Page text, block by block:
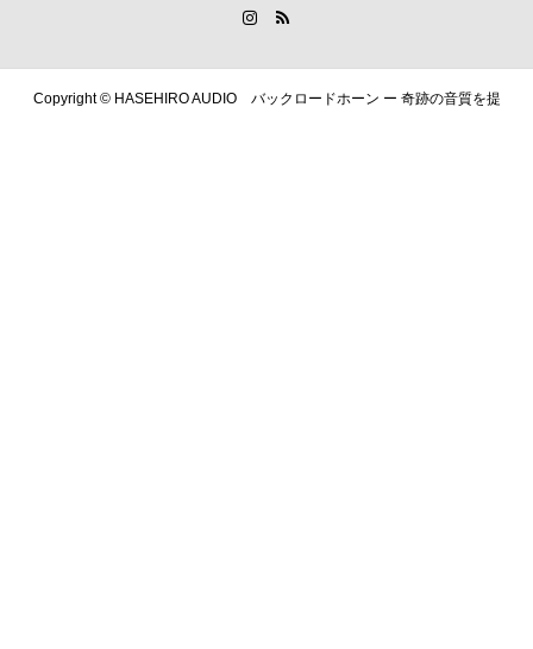
Copyright ©HASEHIRO AUDIO バックロードホーン ー 奇跡の音質を提